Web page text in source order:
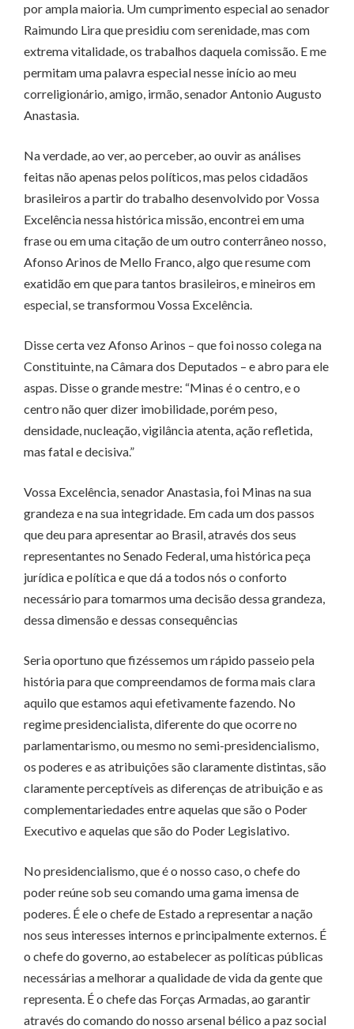
por ampla maioria. Um cumprimento especial ao senador
Raimundo Lira que presidiu com serenidade, mas com
extrema vitalidade, os trabalhos daquela comissão. E me
permitam uma palavra especial nesse início ao meu
correligionário, amigo, irmão, senador Antonio Augusto
Anastasia.
Na verdade, ao ver, ao perceber, ao ouvir as análises
feitas não apenas pelos políticos, mas pelos cidadãos
brasileiros a partir do trabalho desenvolvido por Vossa
Excelência nessa histórica missão, encontrei em uma
frase ou em uma citação de um outro conterrâneo nosso,
Afonso Arinos de Mello Franco, algo que resume com
exatidão em que para tantos brasileiros, e mineiros em
especial, se transformou Vossa Excelência.
Disse certa vez Afonso Arinos – que foi nosso colega na
Constituinte, na Câmara dos Deputados – e abro para ele
aspas. Disse o grande mestre: “Minas é o centro, e o
centro não quer dizer imobilidade, porém peso,
densidade, nucleação, vigilância atenta, ação refletida,
mas fatal e decisiva.”
Vossa Excelência, senador Anastasia, foi Minas na sua
grandeza e na sua integridade. Em cada um dos passos
que deu para apresentar ao Brasil, através dos seus
representantes no Senado Federal, uma histórica peça
jurídica e política e que dá a todos nós o conforto
necessário para tomarmos uma decisão dessa grandeza,
dessa dimensão e dessas consequências
Seria oportuno que fizéssemos um rápido passeio pela
história para que compreendamos de forma mais clara
aquilo que estamos aqui efetivamente fazendo. No
regime presidencialista, diferente do que ocorre no
parlamentarismo, ou mesmo no semi-presidencialismo,
os poderes e as atribuições são claramente distintas, são
claramente perceptíveis as diferenças de atribuição e as
complementariedades entre aquelas que são o Poder
Executivo e aquelas que são do Poder Legislativo.
No presidencialismo, que é o nosso caso, o chefe do
poder reúne sob seu comando uma gama imensa de
poderes. É ele o chefe de Estado a representar a nação
nos seus interesses internos e principalmente externos. É
o chefe do governo, ao estabelecer as políticas públicas
necessárias a melhorar a qualidade de vida da gente que
representa. É o chefe das Forças Armadas, ao garantir
através do comando do nosso arsenal bélico a paz social